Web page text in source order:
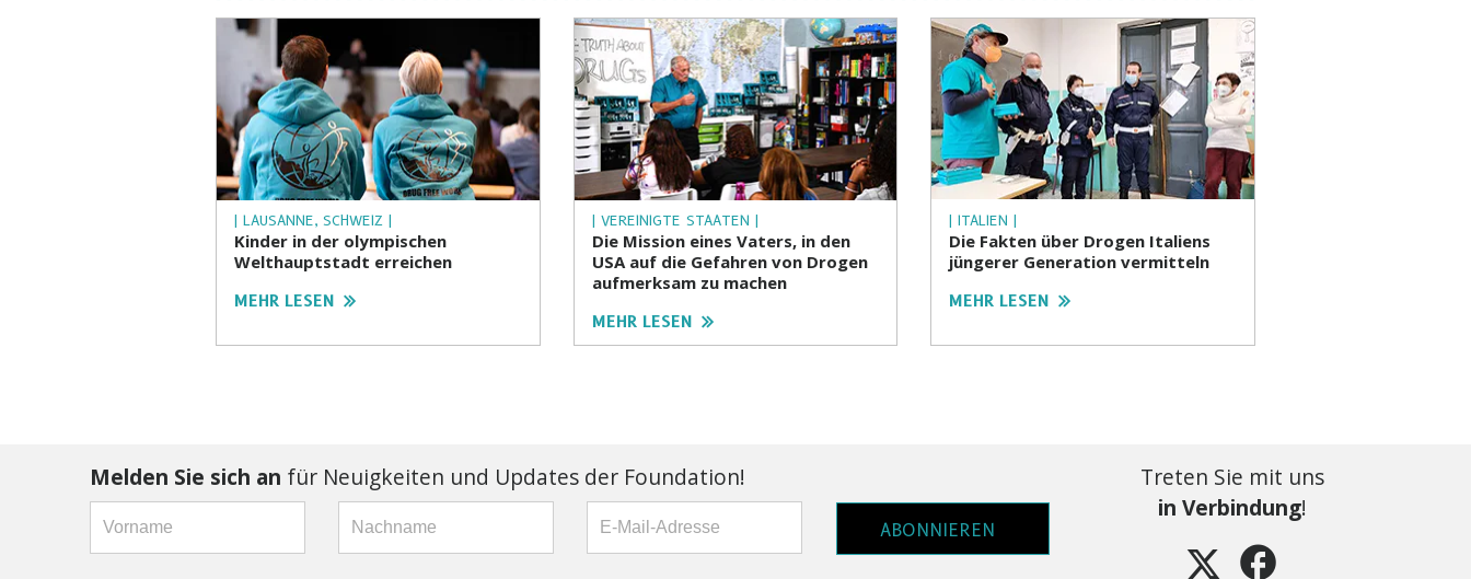
| LAUSANNE, SCHWEIZ |
Kinder in der olympischen
Welthauptstadt erreichen
MEHR LESEN
| VEREINIGTE STAATEN |
Die Mission eines Vaters, in den
USA auf die Gefahren von Drogen
aufmerksam zu machen
MEHR LESEN
| ITALIEN |
Die Fakten über Drogen Italiens
jüngerer Generation vermitteln
MEHR LESEN
Melden Sie sich an für Neuigkeiten und Updates der Foundation!
ABONNIEREN
Treten Sie mit uns
in Verbindung!